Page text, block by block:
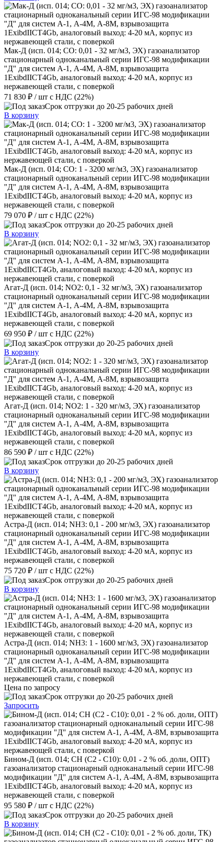
Мак-Д (исп. 014; СО: 0,01 - 32 мг/м3, ЭХ) газоанализатор
стационарный одноканальный серии ИГС-98 модификации
"Д" для систем А-1, А-4М, А-8М, взрывозащита
1ExibdIICT4Gb, аналоговый выход: 4-20 мА, корпус из
нержавеющей стали, с поверкой
71 830 ₽ / шт с НДС (22%)
Срок отгрузки до 20-25 рабочих дней
В корзину
Мак-Д (исп. 014; СО: 1 - 3200 мг/м3, ЭХ) газоанализатор
стационарный одноканальный серии ИГС-98 модификации
"Д" для систем А-1, А-4М, А-8М, взрывозащита
1ExibdIICT4Gb, аналоговый выход: 4-20 мА, корпус из
нержавеющей стали, с поверкой
79 070 ₽ / шт с НДС (22%)
Срок отгрузки до 20-25 рабочих дней
В корзину
Агат-Д (исп. 014; NO2: 0,1 - 32 мг/м3, ЭХ) газоанализатор
стационарный одноканальный серии ИГС-98 модификации
"Д" для систем А-1, А-4М, А-8М, взрывозащита
1ExibdIICT4Gb, аналоговый выход: 4-20 мА, корпус из
нержавеющей стали, с поверкой
69 950 ₽ / шт с НДС (22%)
Срок отгрузки до 20-25 рабочих дней
В корзину
Агат-Д (исп. 014; NO2: 1 - 320 мг/м3, ЭХ) газоанализатор
стационарный одноканальный серии ИГС-98 модификации
"Д" для систем А-1, А-4М, А-8М, взрывозащита
1ExibdIICT4Gb, аналоговый выход: 4-20 мА, корпус из
нержавеющей стали, с поверкой
86 590 ₽ / шт с НДС (22%)
Срок отгрузки до 20-25 рабочих дней
В корзину
Астра-Д (исп. 014; NН3: 0,1 - 200 мг/м3, ЭХ) газоанализатор
стационарный одноканальный серии ИГС-98 модификации
"Д" для систем А-1, А-4М, А-8М, взрывозащита
1ExibdIICT4Gb, аналоговый выход: 4-20 мА, корпус из
нержавеющей стали, с поверкой
75 720 ₽ / шт с НДС (22%)
Срок отгрузки до 20-25 рабочих дней
В корзину
Астра-Д (исп. 014; NН3: 1 - 1600 мг/м3, ЭХ) газоанализатор
стационарный одноканальный серии ИГС-98 модификации
"Д" для систем А-1, А-4М, А-8М, взрывозащита
1ExibdIICT4Gb, аналоговый выход: 4-20 мА, корпус из
нержавеющей стали, с поверкой
Цена по запросу
Срок отгрузки до 20-25 рабочих дней
Запросить
Бином-Д (исп. 014; CH (C2 - C10): 0,01 - 2 % об. доли, ОПТ)
газоанализатор стационарный одноканальный серии ИГС-98
модификации "Д" для систем А-1, А-4М, А-8М, взрывозащита
1ExibdIICT4Gb, аналоговый выход: 4-20 мА, корпус из
нержавеющей стали, с поверкой
95 580 ₽ / шт с НДС (22%)
Срок отгрузки до 20-25 рабочих дней
В корзину